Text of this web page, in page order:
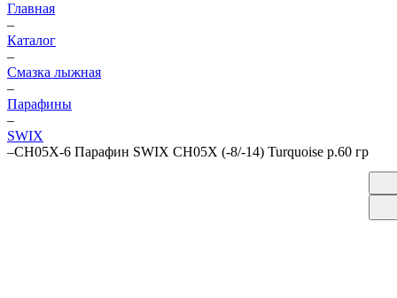
Главная
–
Каталог
–
Смазка лыжная
–
Парафины
–
SWIX
–CH05Х-6 Парафин SWIX CH05Х (-8/-14) Turquoise р.60 гр